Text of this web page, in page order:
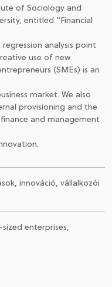
of Sociology and
entitled “Financial
analysis point
use of new
(SMEs) is an
market. We also
provisioning and the
and management
innováció, vállalkozói
enterprises,